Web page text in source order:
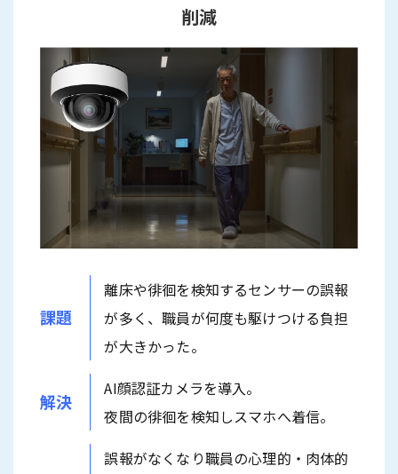
削減
課題
離床や徘徊を検知するセンサーの誤報
が多く、職員が何度も駆けつける負担
が大きかった。
解決
AI顔認証カメラを導入。
夜間の徘徊を検知しスマホへ着信。
誤報がなくなり職員の心理的・肉体的